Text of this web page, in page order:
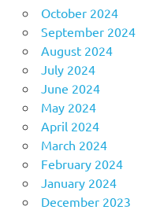
October 2024
September 2024
August 2024
July 2024
June 2024
May 2024
April 2024
March 2024
February 2024
January 2024
December 2023